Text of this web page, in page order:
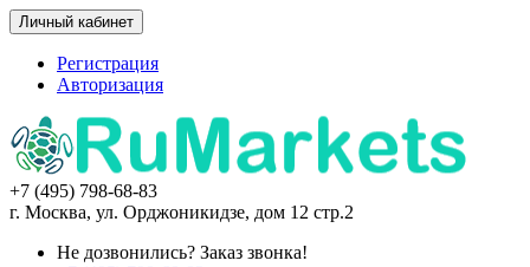
Личный кабинет
Регистрация
Авторизация
+7 (495) 798-68-83
г. Москва, ул. Орджоникидзе, дом 12 стр.2
Не дозвонились? Заказ звонка!